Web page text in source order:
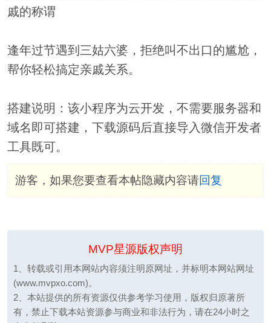
戚的称谓
逢年过节遇到三姑六婆，拒绝叫不出口的尴尬，
帮你轻松搞定亲戚关系。
搭建说明：该小程序为云开发，不需要服务器和
域名即可搭建，下载源码后直接导入微信开发者
工具既可。
游客，如果您要查看本帖隐藏内容请回复
MVP星源版权声明
1、转载或引用本网站内容须注明原网址，并标明本网站网址
(www.mvpxo.com)。
2、本站提供的所有资源仅供参考学习使用，版权归原著所
有，禁止下载本站资源参与商业和非法行为，请在24小时之